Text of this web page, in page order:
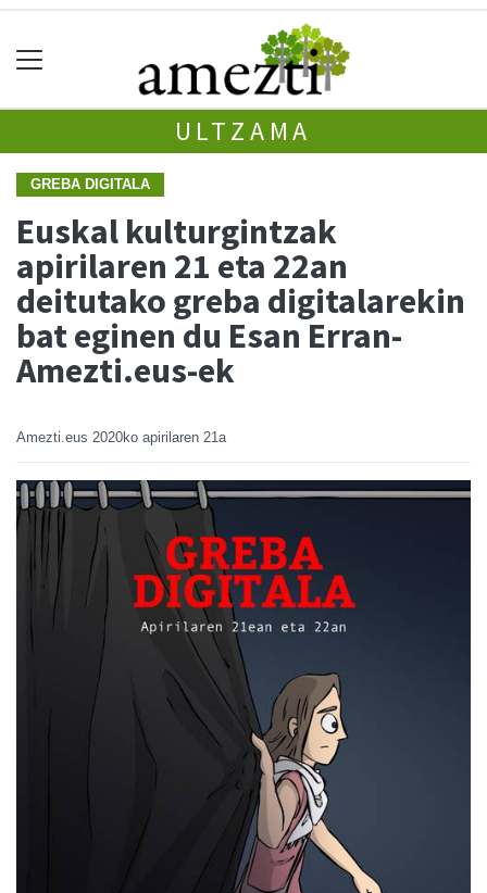
ULTZAMA
GREBA DIGITALA
Euskal kulturgintzak
apirilaren 21 eta 22an
deitutako greba digitalarekin
bat eginen du Esan Erran-
Amezti.eus-ek
Amezti.eus 2020ko apirilaren 21a